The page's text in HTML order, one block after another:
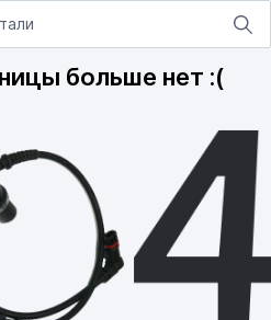
больше нет :(